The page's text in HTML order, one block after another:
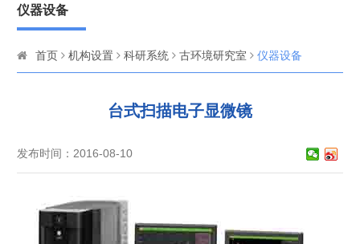
仪器设备
首页 机构设置 科研系统 古环境研究室 仪器设备
台式扫描电子显微镜
发布时间：2016-08-10